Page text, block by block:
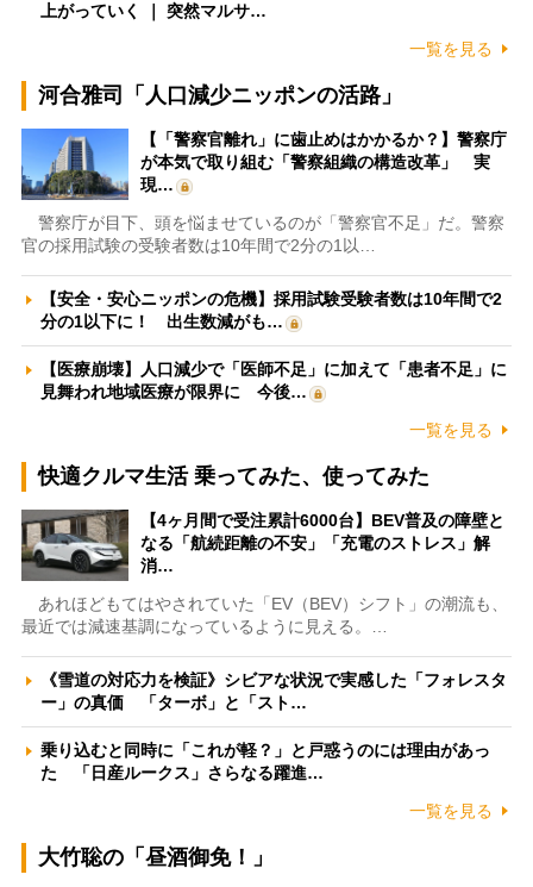
上がっていく ｜ 突然マルサ…
一覧を見る
河合雅司「人口減少ニッポンの活路」
【「警察官離れ」に歯止めはかかるか？】警察庁
が本気で取り組む「警察組織の構造改革」 実
現…
警察庁が目下、頭を悩ませているのが「警察官不足」だ。警察
官の採用試験の受験者数は10年間で2分の1以…
【安全・安心ニッポンの危機】採用試験受験者数は10年間で2
分の1以下に！ 出生数減がも…
【医療崩壊】人口減少で「医師不足」に加えて「患者不足」に
見舞われ地域医療が限界に 今後…
一覧を見る
快適クルマ生活 乗ってみた、使ってみた
【4ヶ月間で受注累計6000台】BEV普及の障壁と
なる「航続距離の不安」「充電のストレス」解
消…
あれほどもてはやされていた「EV（BEV）シフト」の潮流も、
最近では減速基調になっているように見える。…
《雪道の対応力を検証》シビアな状況で実感した「フォレスタ
ー」の真価 「ターボ」と「スト…
乗り込むと同時に「これが軽？」と戸惑うのには理由があっ
た 「日産ルークス」さらなる躍進…
一覧を見る
大竹聡の「昼酒御免！」